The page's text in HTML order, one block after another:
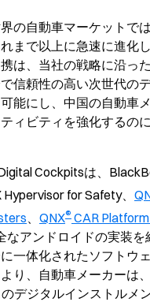
界の自動車マーケットで
まで以上に急速に進化し
は、当社の戦略に沿った
信頼性の高い次世代の
能にし、中国の自動車
ィビティを強化するの
Cockpitsは、
for Safety、
、 QNX® CAR
なアンドロイドの実装を
一体化されたソフトウ
り、自動車メーカーは
デジタルインストルメ